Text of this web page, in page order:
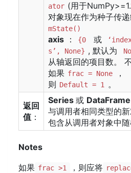
ator (用于
对象现在作为种子传
mState()
axis ： {0 或
s’, None} , 默认为
从轴返回的项目数。
如果 frac = None
，
则 Default = 1 。
返回
值 ：
Series 或 DataFrame
与调用者相同类型的新
包含从调用者对象中随
Notes
如果 frac >1 ，则应将